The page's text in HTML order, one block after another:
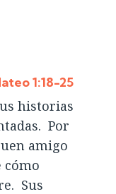
1:18-25
historias
Por
amigo
cómo
Sus